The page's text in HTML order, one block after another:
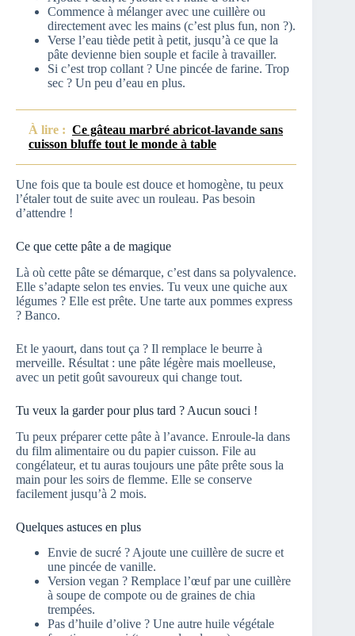
Commence à mélanger avec une cuillère ou
directement avec les mains (c’est plus fun, non ?).
Verse l’eau tiède petit à petit, jusqu’à ce que la
pâte devienne bien souple et facile à travailler.
Si c’est trop collant ? Une pincée de farine. Trop
sec ? Un peu d’eau en plus.
À lire : Ce gâteau marbré abricot-lavande sans
cuisson bluffe tout le monde à table
Une fois que ta boule est douce et homogène, tu peux
l’étaler tout de suite avec un rouleau. Pas besoin
d’attendre !
Ce que cette pâte a de magique
Là où cette pâte se démarque, c’est dans sa polyvalence.
Elle s’adapte selon tes envies. Tu veux une quiche aux
légumes ? Elle est prête. Une tarte aux pommes express
? Banco.
Et le yaourt, dans tout ça ? Il remplace le beurre à
merveille. Résultat : une pâte légère mais moelleuse,
avec un petit goût savoureux qui change tout.
Tu veux la garder pour plus tard ? Aucun souci !
Tu peux préparer cette pâte à l’avance. Enroule-la dans
du film alimentaire ou du papier cuisson. File au
congélateur, et tu auras toujours une pâte prête sous la
main pour les soirs de flemme. Elle se conserve
facilement jusqu’à 2 mois.
Quelques astuces en plus
Envie de sucré ? Ajoute une cuillère de sucre et
une pincée de vanille.
Version vegan ? Remplace l’œuf par une cuillère
à soupe de compote ou de graines de chia
trempées.
Pas d’huile d’olive ? Une autre huile végétale